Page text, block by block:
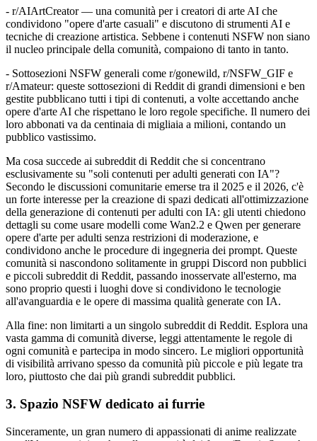
- r/AIArtCreator — una comunità per i creatori di arte AI che
condividono "opere d'arte casuali" e discutono di strumenti AI e
tecniche di creazione artistica. Sebbene i contenuti NSFW non siano
il nucleo principale della comunità, compaiono di tanto in tanto.
- Sottosezioni NSFW generali come r/gonewild, r/NSFW_GIF e
r/Amateur: queste sottosezioni di Reddit di grandi dimensioni e ben
gestite pubblicano tutti i tipi di contenuti, a volte accettando anche
opere d'arte AI che rispettano le loro regole specifiche. Il numero dei
loro abbonati va da centinaia di migliaia a milioni, contando un
pubblico vastissimo.
Ma cosa succede ai subreddit di Reddit che si concentrano
esclusivamente su "soli contenuti per adulti generati con IA"?
Secondo le discussioni comunitarie emerse tra il 2025 e il 2026, c'è
un forte interesse per la creazione di spazi dedicati all'ottimizzazione
della generazione di contenuti per adulti con IA: gli utenti chiedono
dettagli su come usare modelli come Wan2.2 e Qwen per generare
opere d'arte per adulti senza restrizioni di moderazione, e
condividono anche le procedure di ingegneria dei prompt. Queste
comunità si nascondono solitamente in gruppi Discord non pubblici
e piccoli subreddit di Reddit, passando inosservate all'esterno, ma
sono proprio questi i luoghi dove si condividono le tecnologie
all'avanguardia e le opere di massima qualità generate con IA.
Alla fine: non limitarti a un singolo subreddit di Reddit. Esplora una
vasta gamma di comunità diverse, leggi attentamente le regole di
ogni comunità e partecipa in modo sincero. Le migliori opportunità
di visibilità arrivano spesso da comunità più piccole e più legate tra
loro, piuttosto che dai più grandi subreddit pubblici.
3. Spazio NSFW dedicato ai furrie
Sinceramente, un gran numero di appassionati di anime realizzate